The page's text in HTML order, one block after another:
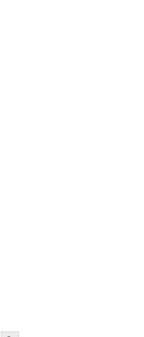
Search Button